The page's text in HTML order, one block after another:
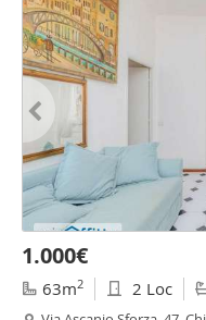
1.000€
63m2 2 Loc